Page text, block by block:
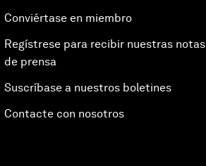
Conviértase en miembro
Regístrese para recibir nuestras notas
de prensa
Suscríbase a nuestros boletines
Contacte con nosotros